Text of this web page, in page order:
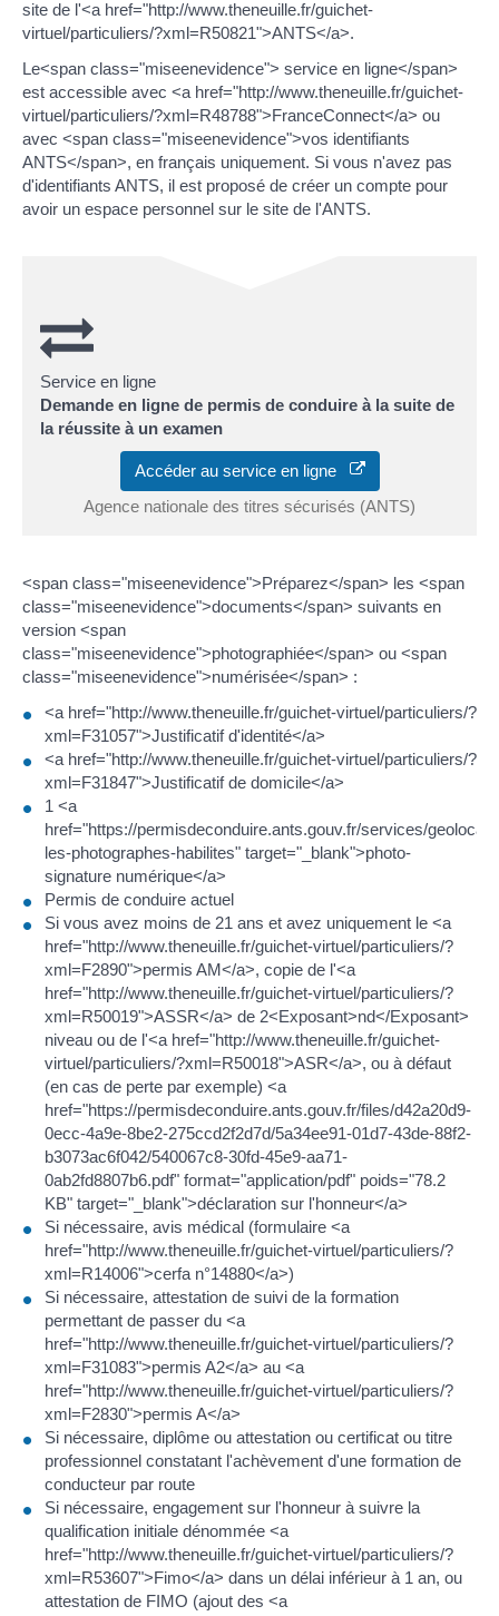
site de l'<a href="http://www.theneuille.fr/guichet-
virtuel/particuliers/?xml=R50821">ANTS</a>.
Le<span class="miseenevidence"> service en ligne</span>
est accessible avec <a href="http://www.theneuille.fr/guichet-
virtuel/particuliers/?xml=R48788">FranceConnect</a> ou
avec <span class="miseenevidence">vos identifiants
ANTS</span>, en français uniquement. Si vous n'avez pas
d'identifiants ANTS, il est proposé de créer un compte pour
avoir un espace personnel sur le site de l'ANTS.
Service en ligne
Demande en ligne de permis de conduire à la suite de
la réussite à un examen
Accéder au service en ligne
Agence nationale des titres sécurisés (ANTS)
<span class="miseenevidence">Préparez</span> les <span
class="miseenevidence">documents</span> suivants en
version <span
class="miseenevidence">photographiée</span> ou <span
class="miseenevidence">numérisée</span> :
<a href="http://www.theneuille.fr/guichet-virtuel/particuliers/?
xml=F31057">Justificatif d'identité</a>
<a href="http://www.theneuille.fr/guichet-virtuel/particuliers/?
xml=F31847">Justificatif de domicile</a>
1 <a
href="https://permisdeconduire.ants.gouv.fr/services/
les-photographes-habilites" target="_blank">photo-
signature numérique</a>
Permis de conduire actuel
Si vous avez moins de 21 ans et avez uniquement le <a
href="http://www.theneuille.fr/guichet-virtuel/particuliers/?
xml=F2890">permis AM</a>, copie de l'<a
href="http://www.theneuille.fr/guichet-virtuel/particuliers/?
xml=R50019">ASSR</a> de 2<Exposant>nd</Exposant>
niveau ou de l'<a href="http://www.theneuille.fr/guichet-
virtuel/particuliers/?xml=R50018">ASR</a>, ou à défaut
(en cas de perte par exemple) <a
href="https://permisdeconduire.ants.gouv.fr/files/d42a20d9-
0ecc-4a9e-8be2-275ccd2f2d7d/5a34ee91-01d7-43de-88f2-
b3073ac6f042/540067c8-30fd-45e9-aa71-
0ab2fd8807b6.pdf" format="application/pdf" poids="78.2
KB" target="_blank">déclaration sur l'honneur</a>
Si nécessaire, avis médical (formulaire <a
href="http://www.theneuille.fr/guichet-virtuel/particuliers/?
xml=R14006">cerfa n°14880</a>)
Si nécessaire, attestation de suivi de la formation
permettant de passer du <a
href="http://www.theneuille.fr/guichet-virtuel/particuliers/?
xml=F31083">permis A2</a> au <a
href="http://www.theneuille.fr/guichet-virtuel/particuliers/?
xml=F2830">permis A</a>
Si nécessaire, diplôme ou attestation ou certificat ou titre
professionnel constatant l'achèvement d'une formation de
conducteur par route
Si nécessaire, engagement sur l'honneur à suivre la
qualification initiale dénommée <a
href="http://www.theneuille.fr/guichet-virtuel/particuliers/?
xml=R53607">Fimo</a> dans un délai inférieur à 1 an, ou
attestation de FIMO (ajout des <a